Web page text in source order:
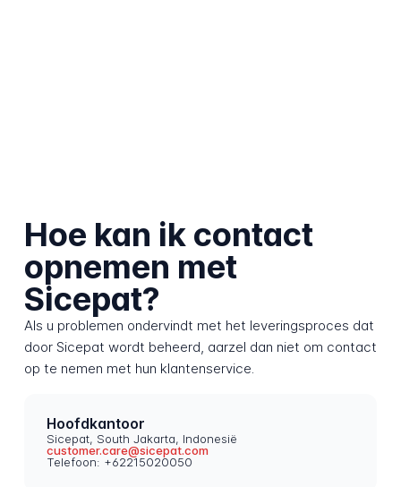
Hoe kan ik contact
opnemen met
Sicepat?
Als u problemen ondervindt met het leveringsproces dat
door Sicepat wordt beheerd, aarzel dan niet om contact
op te nemen met hun klantenservice.
Hoofdkantoor
Sicepat, South Jakarta, Indonesië
customer.care@sicepat.com
Telefoon: +62215020050